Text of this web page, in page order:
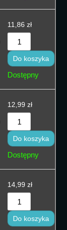
11,86 zł
Do koszyka
Dostępny
12,99 zł
Do koszyka
Dostępny
14,99 zł
Do koszyka